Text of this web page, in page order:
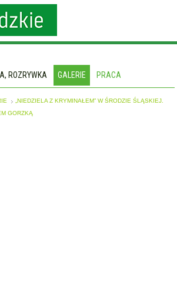
ROZRYWKA GALERIE PRACA
„NIEDZIELA Z KRYMINAŁEM” W ŚRODZIE ŚLĄSKIEJ.
GORZKĄ